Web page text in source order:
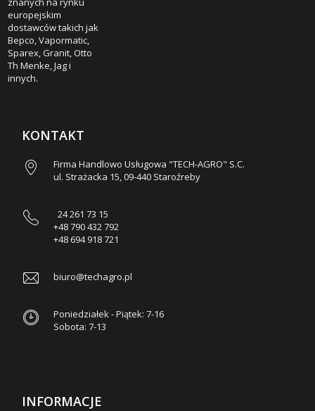
europejskim
dostawców takich jak
Bepco, Vapormatic,
Sparex, Granit, Otto
Th Menke, Jag i
innych.
KONTAKT
Firma Handlowo Usługowa "TECH-AGRO" S.C.
ul. Strażacka 15, 09-440 Staroźreby
24 261 73 15
+48 790 432 792
+48 694 918 721
biuro@techagro.pl
Poniedziałek - Piątek: 7-16
Sobota: 7-13
INFORMACJE